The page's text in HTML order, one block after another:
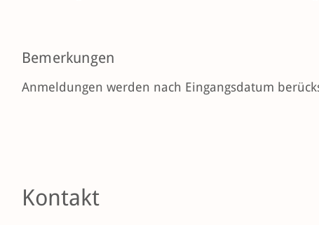
Bemerkungen
Anmeldungen werden nach Eingangsdatum
Kontakt